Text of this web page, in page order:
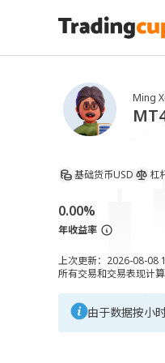
Ming
基础货币USD 杠
0.00%
年收益率
上次更新：2026-08-08
所有交易和交易表现计
由于数据按小